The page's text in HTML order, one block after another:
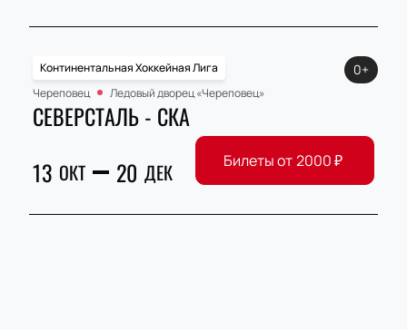
Континентальная Хоккейная Лига
Череповец
Ледовый дворец «Череповец»
СЕВЕРСТАЛЬ - СКА
13 ОКТ 20 ДЕК
0+
Билеты от2000₽